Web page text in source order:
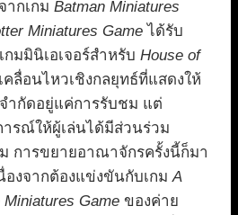
ากเกม Batman Miniatures
Miniatures Game ได้รับ
มมินิเอเจอร์สำหรับ House of
คลื่อนไหวเชิงกลยุทธ์ที่แสดงให้
จำกัดอยู่แค่การรับชม แต่
ารณ์ให้ผู้เล่นได้มีส่วนร่วม
การขยายอาณาจักรครั้งนี้ก็มา
งจากต้องแข่งขันกับเกม A
Game ของค่าย